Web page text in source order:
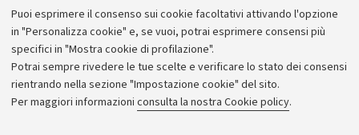
Puoi esprimere il consenso sui cookie facoltativi attivando l'opzione
in "Personalizza cookie" e, se vuoi, potrai esprimere consensi più
specifici in "Mostra cookie di profilazione".
Potrai sempre rivedere le tue scelte e verificare lo stato dei consensi
rientrando nella sezione "Impostazione cookie" del sito.
Per maggiori informazioni consulta la nostra Cookie policy.
Archivio
Comunicati stampa
Redazione
Rassegna stampa